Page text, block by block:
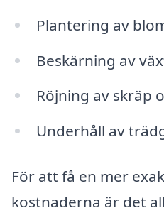
Plantering av
Beskärning av
Röjning av skräp
Underhåll av
För att få en mer
kostnaderna är det